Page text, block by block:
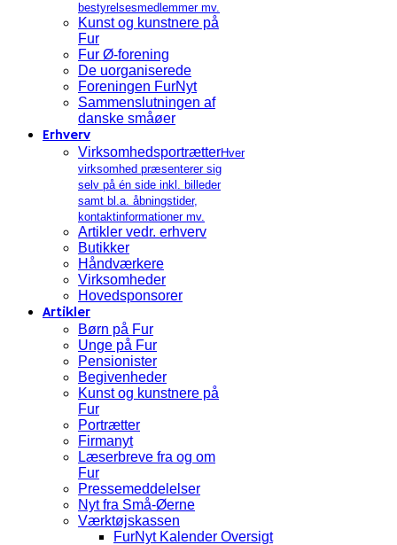
bestyrelsesmedlemmer mv.
Kunst og kunstnere på
Fur
Fur Ø-forening
De uorganiserede
Foreningen FurNyt
Sammenslutningen af
danske småøer
Erhverv
VirksomhedsportrætterHver
virksomhed præsenterer sig
selv på én side inkl. billeder
samt bl.a. åbningstider,
kontaktinformationer mv.
Artikler vedr. erhverv
Butikker
Håndværkere
Virksomheder
Hovedsponsorer
Artikler
Børn på Fur
Unge på Fur
Pensionister
Begivenheder
Kunst og kunstnere på
Fur
Portrætter
Firmanyt
Læserbreve fra og om
Fur
Pressemeddelelser
Nyt fra Små-Øerne
Værktøjskassen
FurNyt Kalender Oversigt